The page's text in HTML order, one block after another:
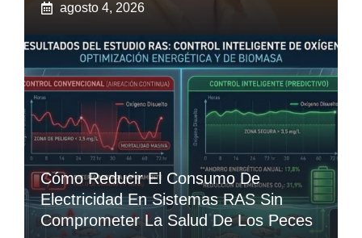
agosto 4, 2026
Cómo Reducir El Consumo De
Electricidad En Sistemas RAS Sin
Comprometer La Salud De Los Peces